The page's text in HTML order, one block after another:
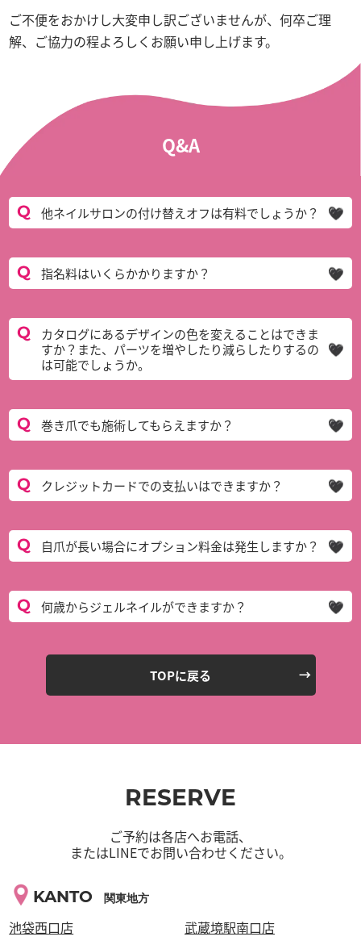
ご不便をおかけし大変申し訳ございませんが、何卒ご理
解、ご協力の程よろしくお願い申し上げます。
Q&A
他ネイルサロンの付け替えオフは有料でしょうか？
指名料はいくらかかりますか？
カタログにあるデザインの色を変えることはできま
すか？また、パーツを増やしたり減らしたりするの
は可能でしょうか。
巻き爪でも施術してもらえますか？
クレジットカードでの支払いはできますか？
自爪が長い場合にオプション料金は発生しますか？
何歳からジェルネイルができますか？
TOPに戻る
RESERVE
ご予約は各店へお電話、
またはLINEでお問い合わせください。
KANTO 関東地方
池袋西口店
武蔵境駅南口店